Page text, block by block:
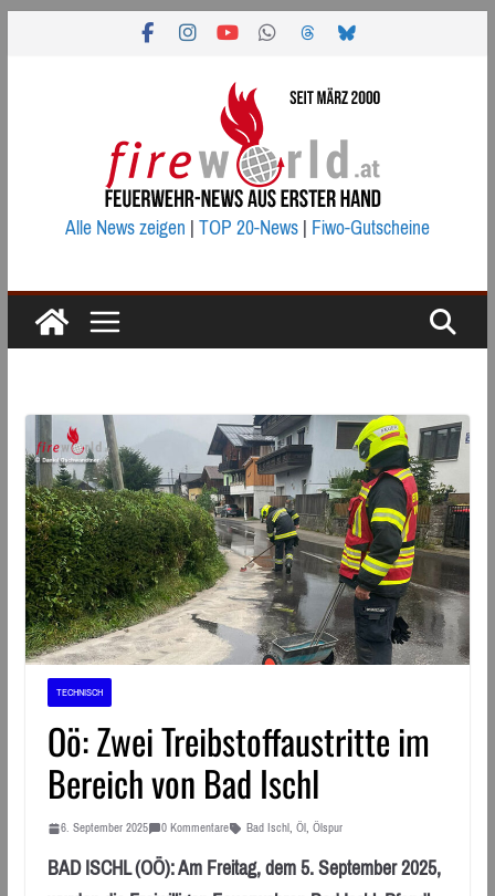
Alle News zeigen|TOP 20-News|Fiwo-Gutscheine
TECHNISCH
Oö: Zwei Treibstoffaustritte im
Bereich von Bad Ischl
6. September 2025 0 Kommentare Bad Ischl, Öl, Ölspur
BAD ISCHL (OÖ): Am Freitag, dem 5. September 2025,